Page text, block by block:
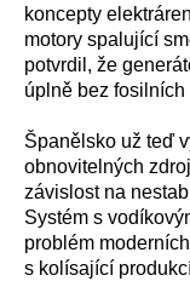
koncepty
motory spalující
potvrdil, že
úplně bez fosilních
Španělsko už teď
obnovitelných
závislost na
Systém s
problém
s kolísající